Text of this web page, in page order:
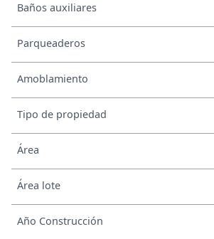
Baños auxiliares
Parqueaderos
Amoblamiento
Tipo de propiedad
Área
Área lote
Año Construcción